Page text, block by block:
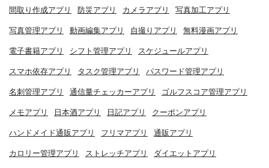
間取り作成アプリ 防災アプリ カメラアプリ 写真加工アプリ
写真管理アプリ 動画編集アプリ 自撮りアプリ 無料漫画アプリ
電子書籍アプリ シフト管理アプリ スケジュールアプリ
スマホ依存アプリ タスク管理アプリ パスワード管理アプリ
名刺管理アプリ 通信量チェッカーアプリ ゴルフスコア管理アプリ
メモアプリ 日本酒アプリ 日記アプリ クーポンアプリ
ハンドメイド通販アプリ フリマアプリ 通販アプリ
カロリー管理アプリ ストレッチアプリ ダイエットアプリ